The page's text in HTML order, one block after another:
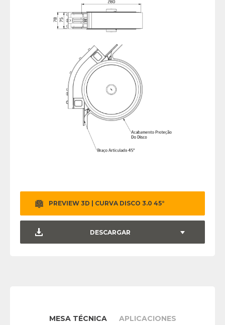
PREVIEW 3D | CURVA DISCO 3.0 45°
DESCARGAR
MESA TÉCNICA APLICACIONES